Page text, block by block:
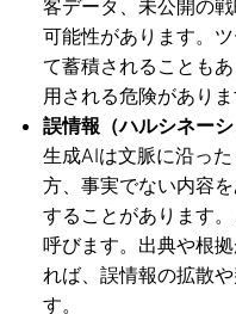
客データ、未公開の
可能性があります。
て蓄積されることも
用される危険がありま
誤情報（ハルシネー
生成AIは文脈に沿っ
方、事実でない内容
することがあります
呼びます。出典や根
れば、誤情報の拡散
す。